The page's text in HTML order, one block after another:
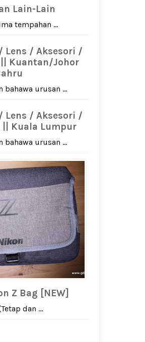
Lain-Lain
tempahan ...
Lens / Aksesori /
|| Kuantan/Johor
urusan ...
Lens / Aksesori /
|| Kuala Lumpur
urusan ...
Z Bag [NEW]
dan ...